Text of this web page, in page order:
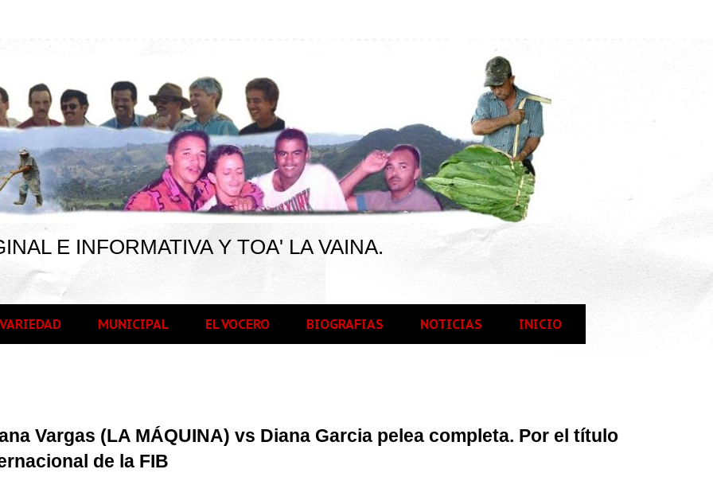
E INFORMATIVA Y TOA' LA VAINA.
VARIEDAD MUNICIPAL EL VOCERO BIOGRAFIAS NOTICIAS INICIO
Vargas (LA MÁQUINA) vs Diana Garcia pelea completa. Por el título
de la FIB